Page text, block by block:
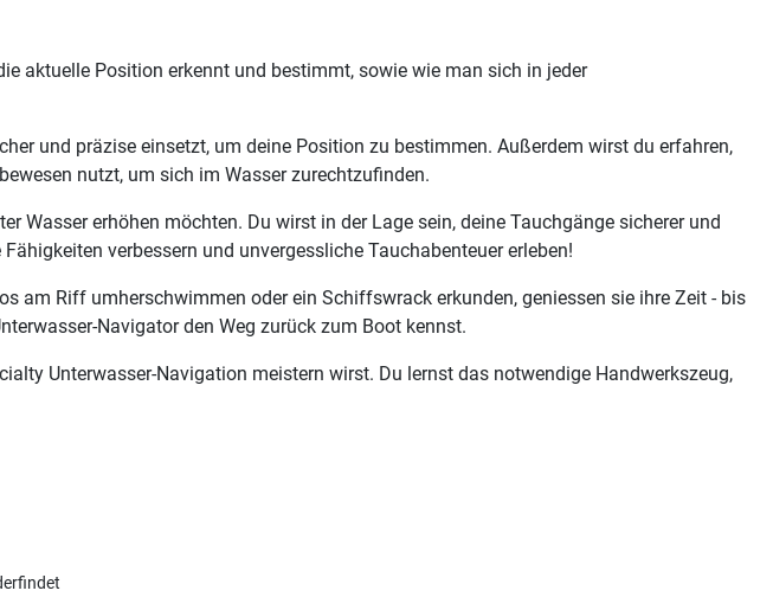
aktuelle Position erkennt und bestimmt, sowie wie man sich in jeder
und präzise einsetzt, um deine Position zu bestimmen. Außerdem wirst du erfahren,
nutzt, um sich im Wasser zurechtzufinden.
Wasser erhöhen möchten. Du wirst in der Lage sein, deine Tauchgänge sicherer und
verbessern und unvergessliche Tauchabenteuer erleben!
am Riff umherschwimmen oder ein Schiffswrack erkunden, geniessen sie ihre Zeit - bis
Navigator den Weg zurück zum Boot kennst.
Unterwasser-Navigation meistern wirst. Du lernst das notwendige Handwerkszeug,